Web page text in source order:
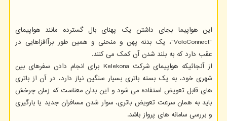
این هواپیما بجای داشتن یک پهنای بال گسترده مانند هواپیمای
"VoloConnect"، یک بدنه پهن و منحنی و همین طور برآافزاهایی در
عقب دارد که به بلند شدن آن کمک می کنند.
از آنجائیکه هواپیمای شرکت Kelekona برای انجام دادن سفرهای بین
شهری خود، به یک بسته باتری بسیار سنگین نیاز دارد، در آن از باتری
های قابل تعویض استفاده می شود و این بدان معناست که زمان چرخش
باید به همان سرعت تعویض باتری، سوار شدن مسافران جدید یا بارگیری
و بررسی سامانه های پرواز باشد.